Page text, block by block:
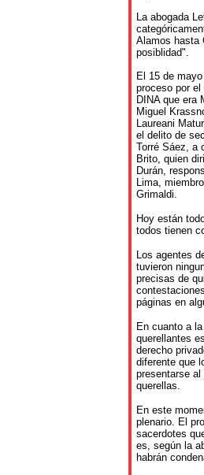
La abogada
Alamos hasta
posiblidad".
El 15 de
proceso por
DINA que era
Miguel
Laureani
el delito de
Torré Sáez, a
Brito, quien
Durán,
Lima,
Grimaldi.
Hoy están
todos tienen
Los agentes
tuvieron
precisas de
páginas en
En cuanto a
querellantes
derecho
diferente que
presentarse
querellas.
En este
plenario. El
sacerdotes
es, según la
habrán